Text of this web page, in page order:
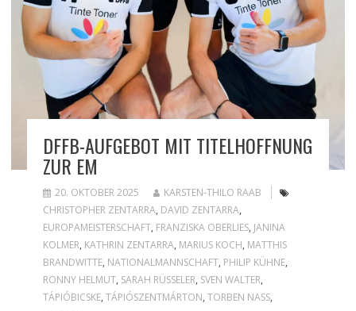
DFFB-AUFGEBOT MIT TITELHOFFNUNG
ZUR EM
20. OKTOBER 2025
KARSTEN-THILO RAAB
CHRISTOPHER ZENTARRA, DAVID ZENTARRA,
EUROPAMEISTERSCHAFT, FRANZISKA OBERLIES, JANINA
KOLMER, KATHRIN ZENTARRA, MARIUS KOCH, MATTHIS
BRANDWITTE, NATIONALMANNSCHAFT, PHILIP KÜHNE,
RONNY HELMUT, SARAH RÜSSELER, SVEN WALTER,
TÁPIÓBICSKE, TÁPIÓSZENTMÁRTON, TORBEN NASS,